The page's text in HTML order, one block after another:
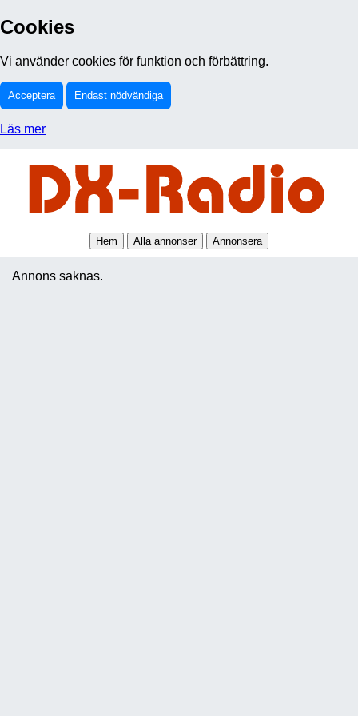
Cookies
Vi använder cookies för funktion och förbättring.
Acceptera Endast nödvändiga
Läs mer
Hem Alla annonser Annonsera
Annons saknas.